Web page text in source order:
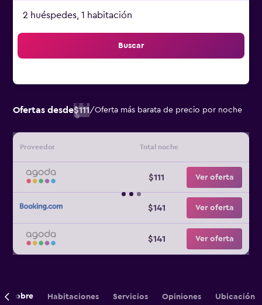
2 huéspedes, 1 habitación
Buscar
Ofertas desde$111/Oferta más barata de precio por noche
Proveedor Total noche
$111 Ver oferta
$141 Ver oferta
$141 Ver oferta
Sobre Habitaciones Servicios Opiniones Ubicación